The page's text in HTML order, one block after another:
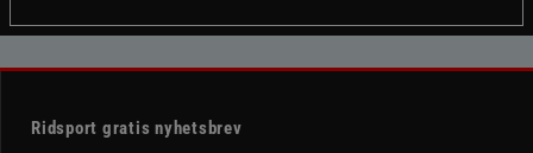
Ridsport gratis nyhetsbrev